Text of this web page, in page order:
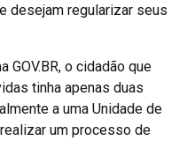
desejam regularizar seus
o cidadão que
tinha apenas duas
a uma Unidade de
um processo de